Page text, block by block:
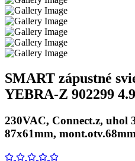
SMART zápustné
YEBRA-Z 902299
230VAC, Connect.z, uhol
87x61mm, mont.otv.68mm